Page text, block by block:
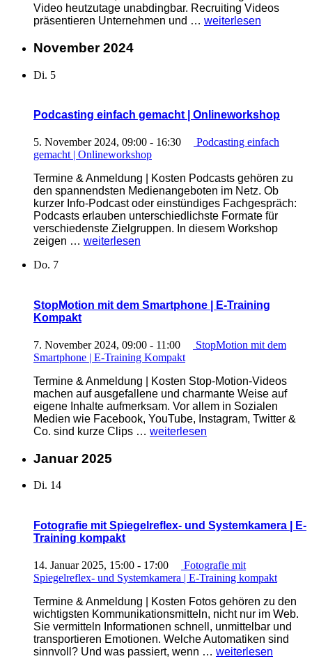
Video heutzutage unabdingbar. Recruiting Videos
präsentieren Unternehmen und … „Video
kompakt“
weiterlesen
November 2024
Di. 5
Podcasting einfach gemacht | Onlineworkshop
5. November 2024, 09:00 - 16:30
Podcasting einfach
gemacht | Onlineworkshop
Termine & Anmeldung | Kosten Podcasts gehören zu
den spannendsten Medienangeboten im Netz. Ob
kurzer Info-Podcast oder einstündiges Fachgespräch:
Podcasts erlauben unterschiedlichste Formate für
verschiedenste Zielgruppen. In diesem Workshop
zeigen … „Podcasting
weiterlesen
Do. 7
StopMotion mit dem Smartphone | E-Training
Kompakt
7. November 2024, 09:00 - 11:00
StopMotion mit dem
Smartphone | E-Training Kompakt
Termine & Anmeldung | Kosten Stop-Motion-Videos
machen auf ausgefallene und charmante Weise auf
eigene Inhalte aufmerksam. Vor allem in Sozialen
Medien wie Facebook, YouTube, Instagram, Twitter &
Co. sind kurze Clips … „StopMotion
Kompakt“
weiterlesen
Januar 2025
Di. 14
Fotografie mit Spiegelreflex- und Systemkamera | E-
Training kompakt
14. Januar 2025, 15:00 - 17:00
Fotografie mit
Spiegelreflex- und Systemkamera | E-Training kompakt
Termine & Anmeldung | Kosten Fotos gehören zu den
wichtigsten Kommunikationsmitteln, nicht nur im Web.
Sie vermitteln Informationen schnell, unmittelbar und
transportieren Emotionen. Welche Automatiken sind
sinnvoll? Und was passiert, wenn … „Fotografie
weiterlesen